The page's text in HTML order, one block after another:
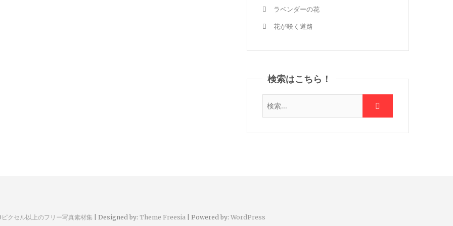
ラベンダーの花
花が咲く道路
検索はこちら！
クセル以上のフリー写真素材集 | Designed by: Theme Freesia| Powered by: WordPress